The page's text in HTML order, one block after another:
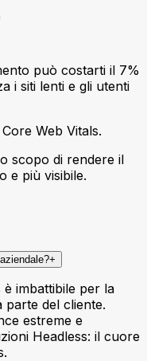
può costarti il 7%
i siti lenti e gli utenti
Web Vitals.
scopo di rendere il
e più visibile.
+
è imbattibile per la
parte del cliente.
estreme e
Headless: il cuore